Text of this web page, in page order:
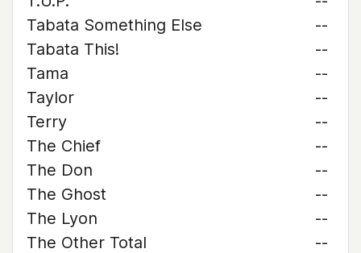
Tabata Something Else
--
Tabata This!
--
Tama
--
Taylor
--
Terry
--
The Chief
--
The Don
--
The Ghost
--
The Lyon
--
The Other Total
--